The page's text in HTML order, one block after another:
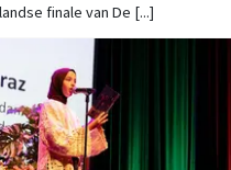
finale van De [...]